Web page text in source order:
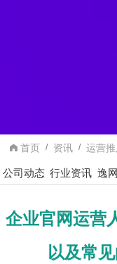
首页 资讯 运营推
公司动态 行业资讯 逸
企业官网运营
以及常